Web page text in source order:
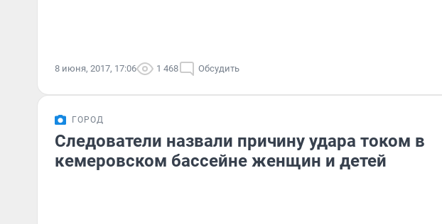
8 июня, 2017, 17:06 1 468 Обсудить
ГОРОД
Следователи назвали причину удара током в
кемеровском бассейне женщин и детей